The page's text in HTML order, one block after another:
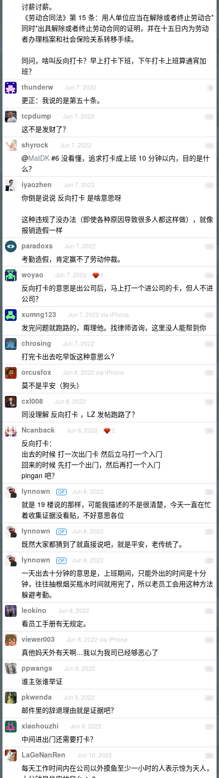
讨薪讨薪。
《劳动合同法》第 15 条：用人单位应当在解除或者终止劳动合*
同时*出具解除或者终止劳动合同的证明，并在十五日内为劳动
者办理档案和社会保险关系转移手续。
同问，啥叫反向打卡？早上打卡下班，下午打卡上班算通宵加
班？
9
thunderw Jun 7, 2022
更正：我说的是第五十条。
10
tcpdump Jun 7, 2022
这不是发财了？
11
shyrock Jun 7, 2022
@MatDK #6 没看懂，追求打卡成上班 10 分钟以内，目的是什
么？
12
iyaozhen Jun 7, 2022
你倒是说说 反向打卡 是啥意思呀
这种违规了没办法（即使各种原因导致很多人都这样做），就像
报销造假一样
13
paradoxs Jun 7, 2022
考勤造假，肯定赢不了劳动仲裁。
14
woyao Jun 7, 2022 1
反向打卡的意思是出公司后，马上打一个进公司的卡，但人不进
公司？
15
xumng123 Jun 7, 2022 via iPhone
发完问题就跑路的，甭理他。找律师咨询，这里没人能帮到你
16
chrosing Jun 7, 2022
打完卡出去吃早饭这种意思么?
17
orcusfox Jun 8, 2022 via iPhone
莫不是平安（狗头）
18
cxl008 Jun 8, 2022
同没理解 反向打卡 ，LZ 发帖跑路了？
19
Ncanback Jun 8, 2022 2
反向打卡：
出去的时候 打一次出门卡 然后立马打一个入门
回来的时候 先打一个出门，然后再打一个入门
pingan 吧？
20
lynnown OP Jun 8, 2022
就是 19 楼说的那样，可能我描述的不是很清楚，今天一直在忙
着收集证据没看贴，不好意思各位
21
lynnown OP Jun 8, 2022
既然大家都猜到了就直接说吧，就是平安，老传统了。
22
lynnown OP Jun 8, 2022
一天出去十分钟的意思是，上班期间，只能外出的时间是十分
钟，往往抽根烟买瓶水时间就用完了，所以老员工会用这种方法
躲避考勤。
23
leokino Jun 8, 2022
看员工手册有无规定。
24
viewer003 Jun 8, 2022 via iPhone
真他妈天外有天啊…我以为我司已经够恶心了
25
ppwangs Jun 9, 2022
谁主张谁举证
26
pkwenda Jun 9, 2022
邮件里的辞退理由就是证据吧？
27
xiaohouzhi Jun 9, 2022
中间进出门还需要打卡？
28
LaGeNanRen Jun 10, 2022
每天工作时间内在公司以外摸鱼至少一小时的人表示惊为天人，